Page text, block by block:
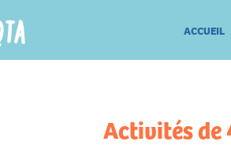
ACCUEIL
Activités de